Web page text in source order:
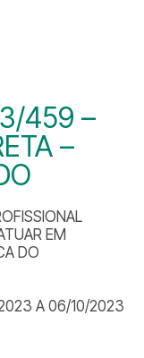
459 –
–
EM
DO
A 06/10/2023